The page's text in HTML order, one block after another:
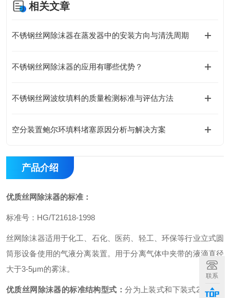
相关文章
不锈钢丝网除沫器在蒸发器中的安装方向与清洗周期
不锈钢丝网除沫器的应用有哪些优势？
不锈钢丝网波纹填料的质量检测标准与评估方法
空分装置鲍尔环填料堵塞原因分析与解决方案
产品介绍
优质丝网除沫器的标准 ：
标准号： HG/T21618-1998
丝网除沫器适用于化工、石化、医药、轻工、环保等行业立式圆
筒形设备使用的气液分离装置。用于分离气体中夹带的液滴直径
大于3-5μm的雾沫。
优质丝网除沫器的标准结构型式：分为上装式和下装式2种。当
联系